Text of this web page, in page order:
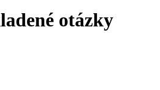
otázky